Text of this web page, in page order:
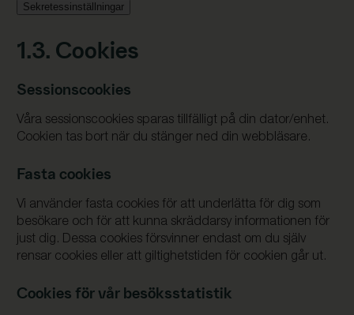
Sekretessinställningar
1.3. Cookies
Sessionscookies
Våra sessionscookies sparas tillfälligt på din dator/enhet.
Cookien tas bort när du stänger ned din webbläsare.
Fasta cookies
Vi använder fasta cookies för att underlätta för dig som
besökare och för att kunna skräddarsy informationen för
just dig. Dessa cookies försvinner endast om du själv
rensar cookies eller att giltighetstiden för cookien går ut.
Cookies för vår besöksstatistik